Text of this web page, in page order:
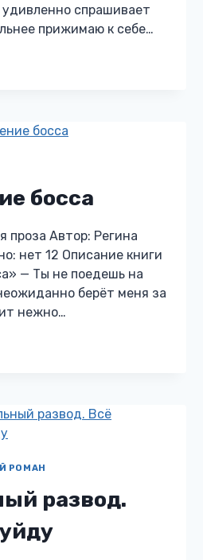
спрашивает
прижимаю к себе…
босса
проза Автор: Регина
нет 12 Описание книги
— Ты не поедешь на
берёт меня за
нежно…
РОМАН
развод.